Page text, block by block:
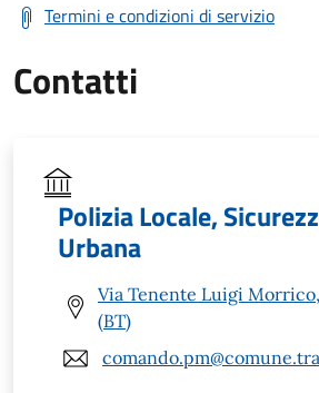
Termini e condizioni di servizio
Contatti
Polizia Locale,
Urbana
Via Tenente Luigi Morrico,
(BT)